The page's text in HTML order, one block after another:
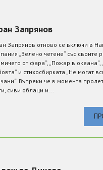
Запрянов
Запрянов отново се включи в
„Зелено четене“ със своите
от фара“, „Пожар в океана“,
и стихосбирката „Не могат
Въпреки че в момента
сиви облаци и...